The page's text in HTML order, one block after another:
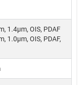
1.4µm, OIS, PDAF
1.0µm, OIS, PDAF,